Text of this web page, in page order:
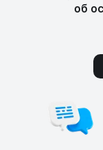
об